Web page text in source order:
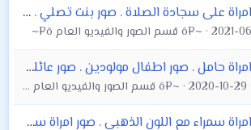
على سجادة الصلاة . صور بنت تصلي . رمزيات صلاه . صور صلاه
2021- ~¤ô قسم الصور والفيديو العام ô¤~
حامل . صور اطفال مولودين . صور عائلة ام واب والطفل
2020-10-29 ~¤ô قسم الصور والفيديو العام ô¤~
سمراء مع اللون الذهبي . صور امراة سوداء مع ذهبي